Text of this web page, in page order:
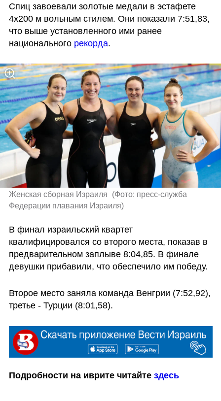
Спиц завоевали золотые медали в эстафете
4х200 м вольным стилем. Они показали 7:51,83,
что выше установленного ими ранее
национального рекорда.
Женская сборная Израиля (Фото: пресс-служба
Федерации плавания Израиля)
В финал израильский квартет
квалифицировался со второго места, показав в
предварительном заплыве 8:04,85. В финале
девушки прибавили, что обеспечило им победу.
Второе место заняла команда Венгрии (7:52,92),
третье - Турции (8:01,58).
Подробности на иврите читайте здесь